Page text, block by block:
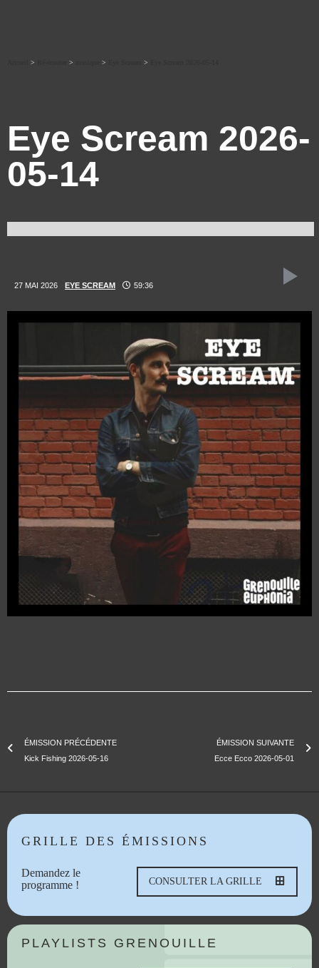
> > > >
Eye Scream 2026-
05-14
27 MAI 2026 EYE SCREAM 59:36
ÉMISSION PRÉCÉDENTE
Kick Fishing 2026-05-16
ÉMISSION SUIVANTE
Ecce Ecco 2026-05-01
GRILLE DES ÉMISSIONS
Demandez le
programme !
CONSULTER LA GRILLE
PLAYLISTS GRENOUILLE